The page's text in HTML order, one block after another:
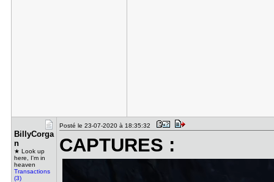
BillyCorga​
n
★ Look up
here, I'm in
heaven
Transactions
(3)
Posté le 23-07-2020 à 18:35:32
CAPTURES :